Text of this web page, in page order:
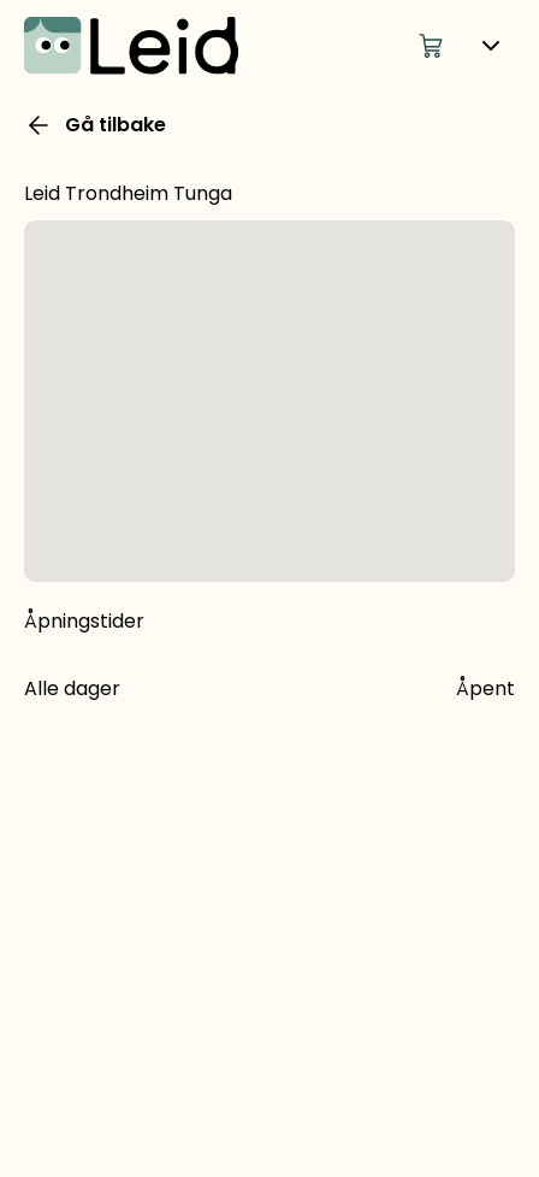
Gå tilbake
Leid Trondheim Tunga
Åpningstider
Alle dager Åpent